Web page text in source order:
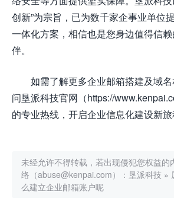
创新”为宗旨，已为数千家企事业单位
一体化方案，相信也是您身边值得信
伴。
如需了解更多企业邮箱搭建及域
问垦派科技官网（https://
的专业热线，开启企业信息化建设新旅
未经允许不得转载，若出现侵犯您权益的
络（abuse@kenpai.com）： 垦派科技 »
么建立企业邮箱账户呢